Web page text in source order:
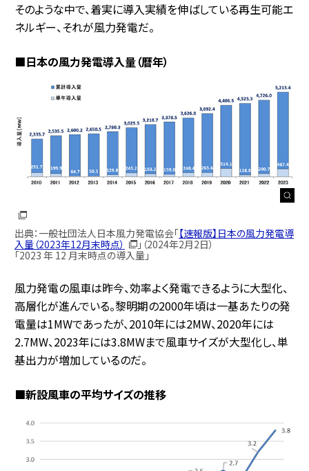
そのような中で、着実に導入実績を伸ばしている再生可能エ
ネルギー、それが風力発電だ。
■日本の風力発電導入量（暦年）
出典：一般社団法人日本風力発電協会「【速報版】日本の風力発電導
入量（2023年12月末時点）
」（2024年2月2日）
「2023 年 12 月末時点の導入量」
風力発電の風車は昨今、効率よく発電できるように大型化、
高層化が進んでいる。黎明期の2000年頃は一基あたりの発
電量は1MWであったが、2010年には2MW、2020年には
2.7MW、2023年には3.8MWまで風車サイズが大型化し、単
基出力が増加しているのだ。
■新設風車の平均サイズの推移